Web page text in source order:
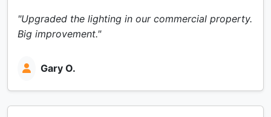
"Upgraded the lighting in our commercial property.
Big improvement."
Gary O.